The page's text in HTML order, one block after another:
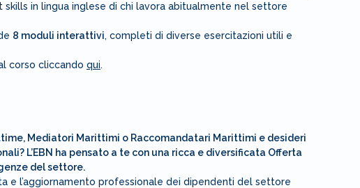
skills in lingua inglese di chi lavora abitualmente nel settore
8 moduli interattivi, completi di diverse esercitazioni utili e
corso cliccando qui.
Mediatori Marittimi o Raccomandatari Marittimi e desideri
L’EBN ha pensato a te con una ricca e diversificata Offerta
del settore.
e l’aggiornamento professionale dei dipendenti del settore